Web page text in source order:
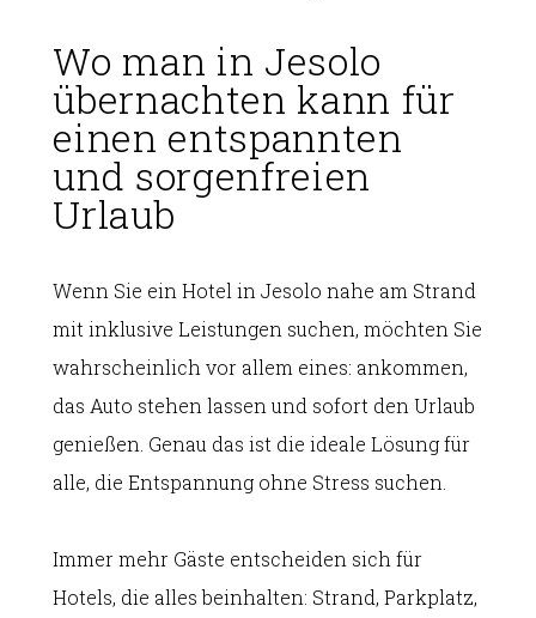
Wo man in Jesolo
übernachten kann für
einen entspannten
und sorgenfreien
Urlaub
Wenn Sie ein Hotel in Jesolo nahe am Strand
mit inklusive Leistungen suchen, möchten Sie
wahrscheinlich vor allem eines: ankommen,
das Auto stehen lassen und sofort den Urlaub
genießen. Genau das ist die ideale Lösung für
alle, die Entspannung ohne Stress suchen.
Immer mehr Gäste entscheiden sich für
Hotels, die alles beinhalten: Strand, Parkplatz,